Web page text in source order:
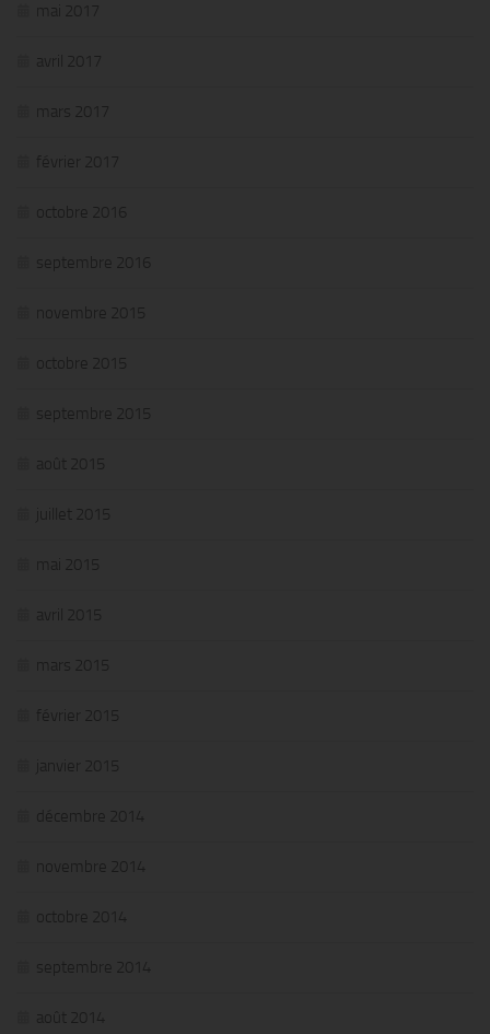
mai 2017
avril 2017
mars 2017
février 2017
octobre 2016
septembre 2016
novembre 2015
octobre 2015
septembre 2015
août 2015
juillet 2015
mai 2015
avril 2015
mars 2015
février 2015
janvier 2015
décembre 2014
novembre 2014
octobre 2014
septembre 2014
août 2014